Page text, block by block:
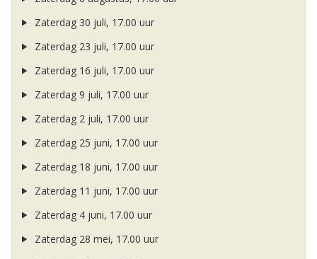
Zaterdag 30 juli, 17.00 uur
Zaterdag 23 juli, 17.00 uur
Zaterdag 16 juli, 17.00 uur
Zaterdag 9 juli, 17.00 uur
Zaterdag 2 juli, 17.00 uur
Zaterdag 25 juni, 17.00 uur
Zaterdag 18 juni, 17.00 uur
Zaterdag 11 juni, 17.00 uur
Zaterdag 4 juni, 17.00 uur
Zaterdag 28 mei, 17.00 uur